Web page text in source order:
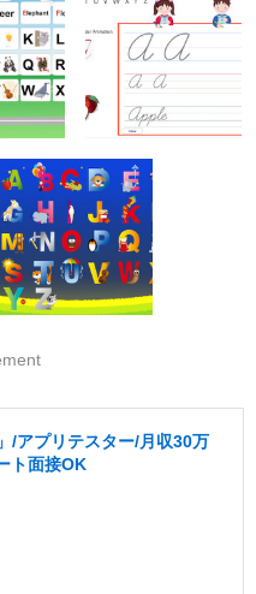
/アプリテスター/月収30万
ト面接OK